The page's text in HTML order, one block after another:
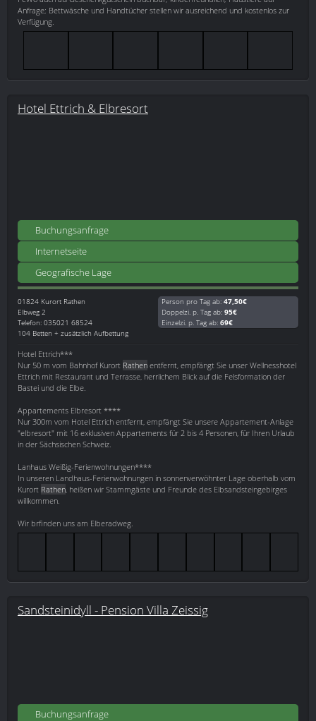
Anfrage; Bettwäsche und Handtücher stellen wir ausreichend und kostenlos zur
Verfügung.
Hotel Ettrich & Elbresort
Buchungsanfrage
Internetseite
Geografische Lage
01824 Kurort Rathen
Elbweg 2
Telefon: 035021 68524
104 Betten + zusätzlich Aufbettung
Person pro Tag ab: 47,50€
Doppelzi. p. Tag ab: 95€
Einzelzi. p. Tag ab: 69€
Hotel Ettrich***
Nur 50 m vom Bahnhof Kurort Rathen entfernt, empfängt Sie unser Wellnesshotel
Ettrich mit Restaurant und Terrasse, herrlichem Blick auf die Felsformation der
Bastei und die Elbe.
Appartements Elbresort ****
Nur 300m vom Hotel Ettrich entfernt, empfängt Sie unsere Appartement-Anlage
"elbresort" mit 16 exklusiven Appartements für 2 bis 4 Personen, für Ihren Urlaub
in der Sächsischen Schweiz.
Lanhaus Weißig-Ferienwohnungen****
In unseren Landhaus-Ferienwohnungen in sonnenverwöhnter Lage oberhalb vom
Kurort Rathen , heißen wir Stammgäste und Freunde des Elbsandsteingebirges
willkommen.
Wir brfinden uns am Elberadweg.
Sandsteinidyll - Pension Villa Zeissig
Buchungsanfrage